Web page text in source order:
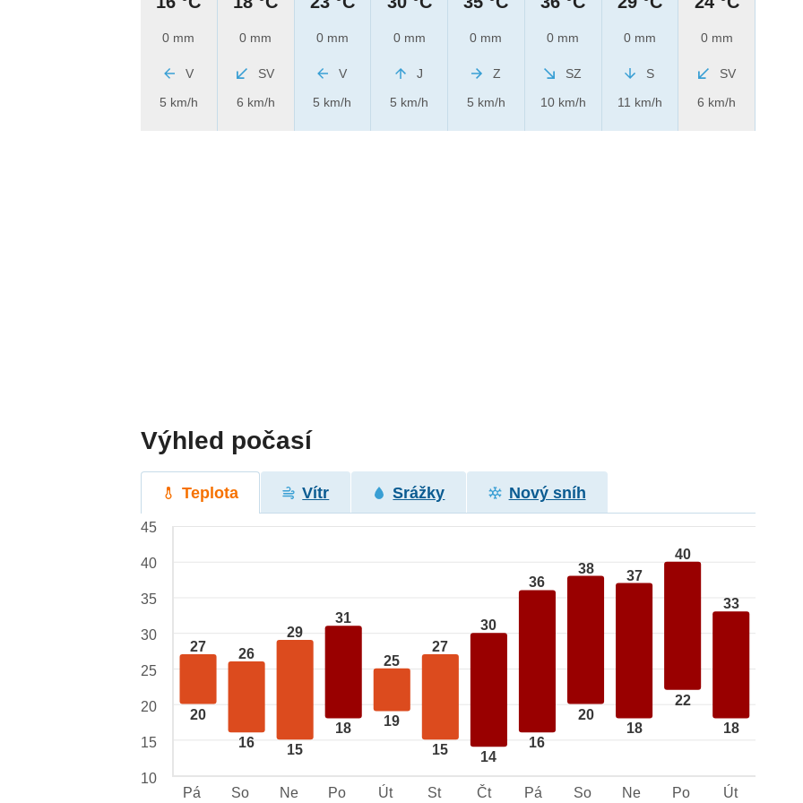
0 mm
V
5 km/h
0 mm
SV
6 km/h
0 mm
V
5 km/h
0 mm
J
5 km/h
0 mm
Z
5 km/h
0 mm
SZ
10 km/h
0 mm
S
11 km/h
0 mm
SV
6 km/h
Výhled počasí
Teplota Vítr Srážky Nový sníh
27
20
26
16
29
15
31
18
25
19
27
15
30
14
36
16
38
20
37
18
40
22
33
18
45
40
35
30
25
20
15
10
Pá
So Ne Po Út St Čt Pá So Ne Po Út